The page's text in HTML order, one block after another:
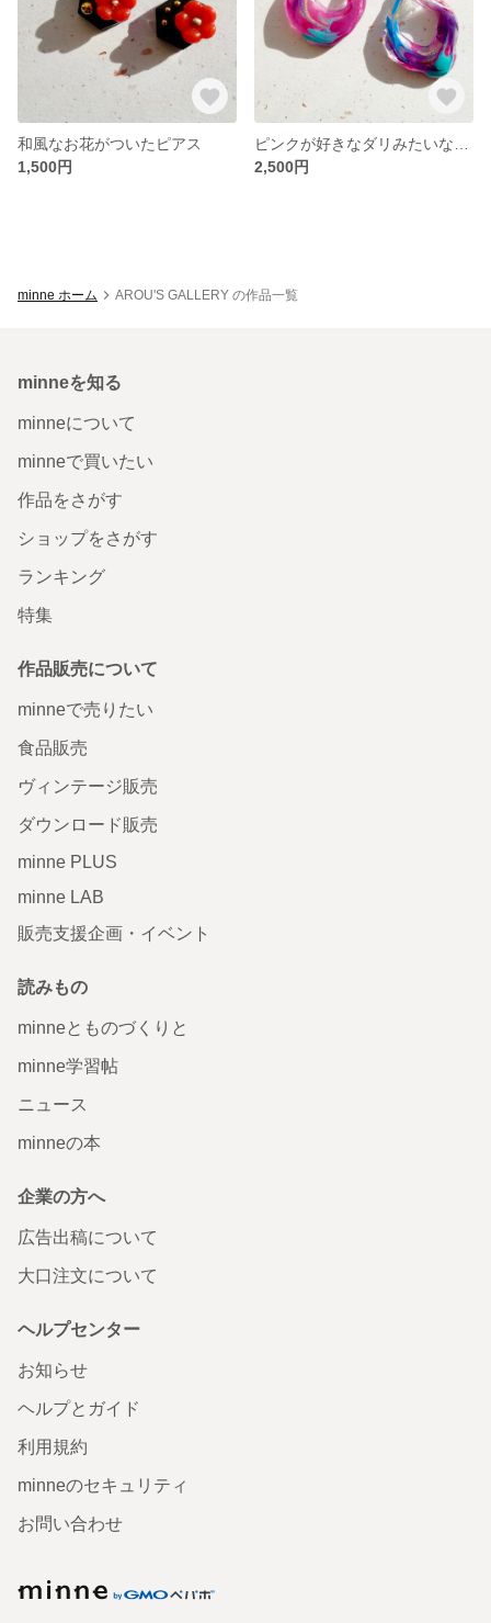
和風なお花がついたピアス
1,500円
2,500円
minne ホーム AROU'S GALLERY の作品一覧
minneを知る
minneについて
minneで買いたい
作品をさがす
ショップをさがす
ランキング
特集
作品販売について
minneで売りたい
食品販売
ヴィンテージ販売
ダウンロード販売
minne PLUS
minne LAB
販売支援企画・イベント
読みもの
minneとものづくりと
minne学習帖
ニュース
minneの本
企業の方へ
広告出稿について
大口注文について
ヘルプセンター
お知らせ
ヘルプとガイド
利用規約
minneのセキュリティ
お問い合わせ